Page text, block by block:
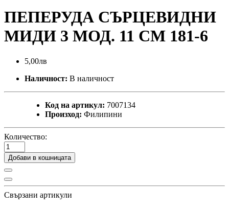
ПЕПЕРУДА СЪРЦЕВИДНИ
МИДИ 3 МОД. 11 СМ 181-6
5,00лв
Наличност: В наличност
Код на артикул: 7007134
Произход: Филипини
Количество:
Добави в кошницата
Свързани артикули